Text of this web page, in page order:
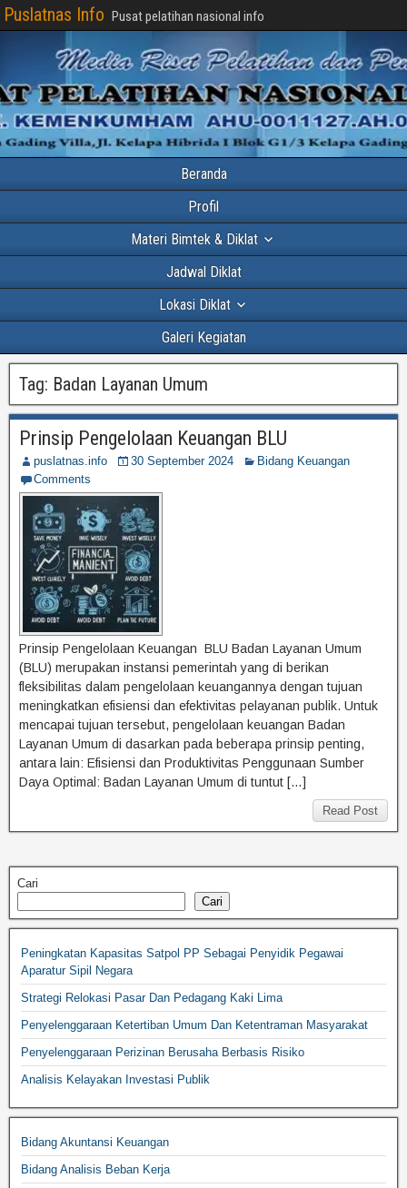
Puslatnas Info Pusat pelatihan nasional info
Beranda
Profil
Materi Bimtek & Diklat
Jadwal Diklat
Lokasi Diklat
Galeri Kegiatan
Tag: Badan Layanan Umum
Prinsip Pengelolaan Keuangan BLU
puslatnas.info 30 September 2024
Bidang Keuangan
Comments
Prinsip Pengelolaan Keuangan BLU Badan Layanan Umum
(BLU) merupakan instansi pemerintah yang di berikan
fleksibilitas dalam pengelolaan keuangannya dengan tujuan
meningkatkan efisiensi dan efektivitas pelayanan publik. Untuk
mencapai tujuan tersebut, pengelolaan keuangan Badan
Layanan Umum di dasarkan pada beberapa prinsip penting,
antara lain: Efisiensi dan Produktivitas Penggunaan Sumber
Daya Optimal: Badan Layanan Umum di tuntut […]
Read Post
Cari
Cari
Peningkatan Kapasitas Satpol PP Sebagai Penyidik Pegawai
Aparatur Sipil Negara
Strategi Relokasi Pasar Dan Pedagang Kaki Lima
Penyelenggaraan Ketertiban Umum Dan Ketentraman Masyarakat
Penyelenggaraan Perizinan Berusaha Berbasis Risiko
Analisis Kelayakan Investasi Publik
Bidang Akuntansi Keuangan
Bidang Analisis Beban Kerja